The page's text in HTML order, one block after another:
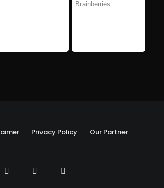
Privacy Policy Our Partner